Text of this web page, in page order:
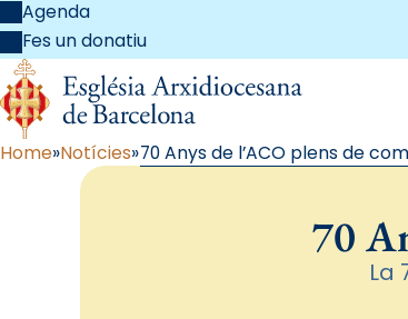
Agenda
Fes un donatiu
Home Notícies 70 Anys de l’ACO plens de
70
La